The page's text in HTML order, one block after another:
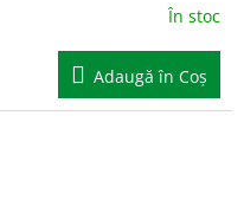
În stoc
Adaugă în Coş